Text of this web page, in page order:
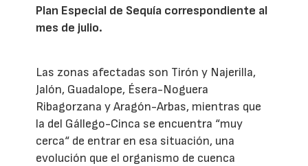
Plan Especial de Sequía correspondiente al
mes de julio.
Las zonas afectadas son Tirón y Najerilla,
Jalón, Guadalope, Ésera-Noguera
Ribagorzana y Aragón-Arbas, mientras que
la del Gállego-Cinca se encuentra “muy
cerca“ de entrar en esa situación, una
evolución que el organismo de cuenca